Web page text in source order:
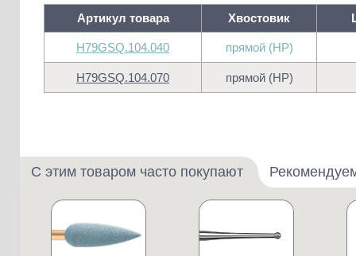
Артикул товара Хвостовик
H79GSQ.104.040 прямой (HP)
H79GSQ.104.070 прямой (HP)
С этим товаром часто покупают